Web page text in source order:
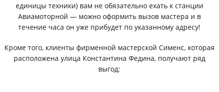
единицы техники) вам не обязательно ехать к станции
Авиамоторной — можно оформить вызов мастера и в
течение часа он уже прибудет по указанному адресу!
Кроме того, клиенты фирменной мастерской Сименс, которая
расположена улица Константина Федина, получают ряд
выгод: